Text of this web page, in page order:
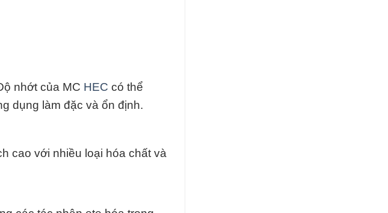
nhớt của MC HEC có thể
dụng làm đặc và ổn định.
cao với nhiều loại hóa chất và